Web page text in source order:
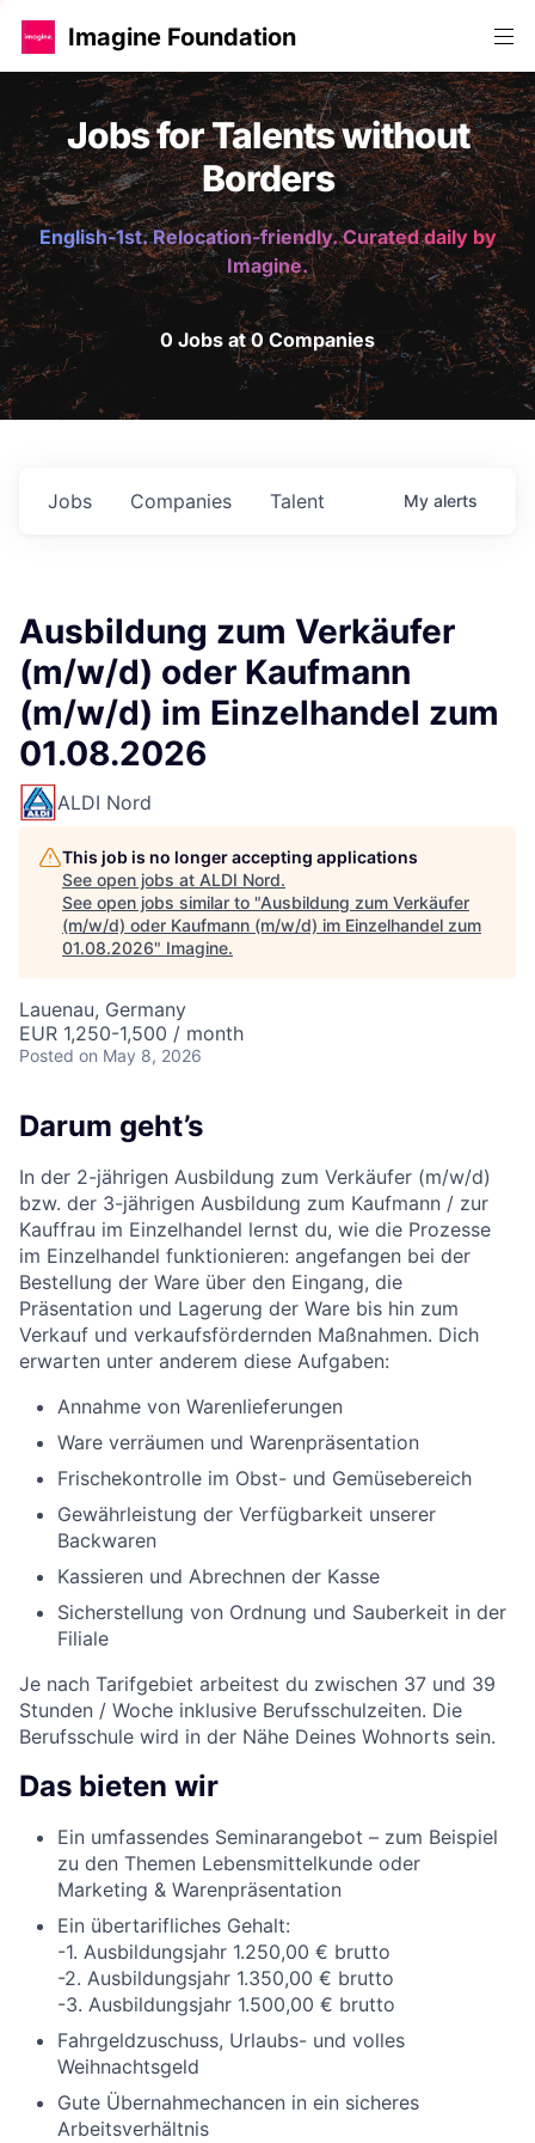
Imagine Foundation
Jobs for Talents without
Borders
English-1st. Relocation-friendly. Curated daily by
Imagine.
0 Jobs at 0 Companies
Jobs Companies Talent My alerts
Ausbildung zum Verkäufer
(m/w/d) oder Kaufmann
(m/w/d) im Einzelhandel zum
01.08.2026
ALDI Nord
This job is no longer accepting applications
See open jobs at ALDI Nord.
See open jobs similar to "Ausbildung zum Verkäufer
(m/w/d) oder Kaufmann (m/w/d) im Einzelhandel zum
01.08.2026" Imagine.
Lauenau, Germany
EUR 1,250-1,500 / month
Posted on May 8, 2026
Darum geht’s
In der 2-jährigen Ausbildung zum Verkäufer (m/w/d)
bzw. der 3-jährigen Ausbildung zum Kaufmann / zur
Kauffrau im Einzelhandel lernst du, wie die Prozesse
im Einzelhandel funktionieren: angefangen bei der
Bestellung der Ware über den Eingang, die
Präsentation und Lagerung der Ware bis hin zum
Verkauf und verkaufsfördernden Maßnahmen. Dich
erwarten unter anderem diese Aufgaben:
Annahme von Warenlieferungen
Ware verräumen und Warenpräsentation
Frischekontrolle im Obst- und Gemüsebereich
Gewährleistung der Verfügbarkeit unserer
Backwaren
Kassieren und Abrechnen der Kasse
Sicherstellung von Ordnung und Sauberkeit in der
Filiale
Je nach Tarifgebiet arbeitest du zwischen 37 und 39
Stunden / Woche inklusive Berufsschulzeiten. Die
Berufsschule wird in der Nähe Deines Wohnorts sein.
Das bieten wir
Ein umfassendes Seminarangebot – zum Beispiel
zu den Themen Lebensmittelkunde oder
Marketing & Warenpräsentation
Ein übertarifliches Gehalt:
-1. Ausbildungsjahr 1.250,00 € brutto
-2. Ausbildungsjahr 1.350,00 € brutto
-3. Ausbildungsjahr 1.500,00 € brutto
Fahrgeldzuschuss, Urlaubs- und volles
Weihnachtsgeld
Gute Übernahmechancen in ein sicheres
Arbeitsverhältnis